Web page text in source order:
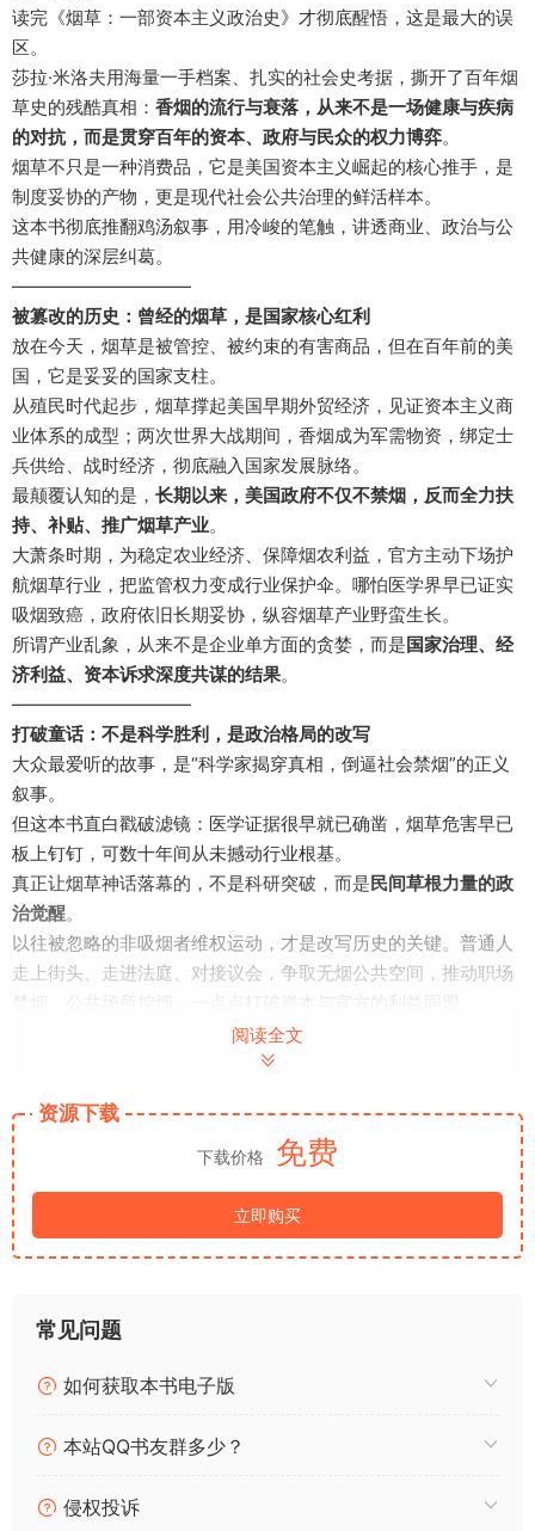
读完《烟草：一部资本主义政治史》才彻底醒悟，这是最大的误
区。
莎拉·米洛夫用海量一手档案、扎实的社会史考据，撕开了百年烟
草史的残酷真相： 香烟的流行与衰落，从来不是一场健康与疾病
的对抗，而是贯穿百年的资本、政府与民众的权力博弈。
烟草不只是一种消费品，它是美国资本主义崛起的核心推手，是
制度妥协的产物，更是现代社会公共治理的鲜活样本。
这本书彻底推翻鸡汤叙事，用冷峻的笔触，讲透商业、政治与公
共健康的深层纠葛。
——————————
被篡改的历史：曾经的烟草，是国家核心红利
放在今天，烟草是被管控、被约束的有害商品，但在百年前的美
国，它是妥妥的国家支柱。
从殖民时代起步，烟草撑起美国早期外贸经济，见证资本主义商
业体系的成型；两次世界大战期间，香烟成为军需物资，绑定士
兵供给、战时经济，彻底融入国家发展脉络。
最颠覆认知的是， 长期以来，美国政府不仅不禁烟，反而全力扶
持、补贴、推广烟草产业。
大萧条时期，为稳定农业经济、保障烟农利益，官方主动下场护
航烟草行业，把监管权力变成行业保护伞。哪怕医学界早已证实
吸烟致癌，政府依旧长期妥协，纵容烟草产业野蛮生长。
所谓产业乱象，从来不是企业单方面的贪婪，而是国家治理、经
济利益、资本诉求深度共谋的结果。
——————————
打破童话：不是科学胜利，是政治格局的改写
大众最爱听的故事，是“科学家揭穿真相，倒逼社会禁烟”的正义
叙事。
但这本书直白戳破滤镜：医学证据很早就已确凿，烟草危害早已
板上钉钉，可数十年间从未撼动行业根基。
真正让烟草神话落幕的，不是科研突破，而是民间草根力量的政
治觉醒。
以往被忽略的非吸烟者维权运动，才是改写历史的关键。普通人
走上街头、走进法庭、对接议会，争取无烟公共空间，推动职场
禁烟、公共场所控烟，一点点打破资本与官方的利益同盟。
从个体忍受二手烟伤害，到群体争取公共权益，这场漫长的民间
抗争，彻底重塑了公共健康规则，倒逼政府完成监管转型。
——————————
看懂烟草，就读懂现代资本主义的底层逻辑
这本书的格局，远远超出单一产业史的范畴。
以烟草为微小切口，串联起美国百年政治变迁、资本迭代与社会
治理升级。
与正义间的摇摆失衡。
仗的是资本游说与制度漏洞；最终衰落，源于民间力量对公共秩
一桩消费品的命运起落，完整复刻了现代国家治理的进化之路。
草史就是最好的佐证。
阅读全文
资源下载
下载价格 免费
立即购买
常见问题
如何获取本书电子版
本站QQ书友群多少？
侵权投诉